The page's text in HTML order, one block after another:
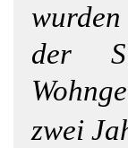
der
zwei